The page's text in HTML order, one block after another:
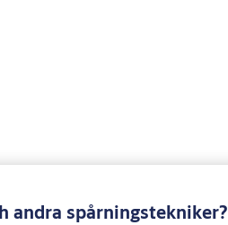
andra spårningstekniker?